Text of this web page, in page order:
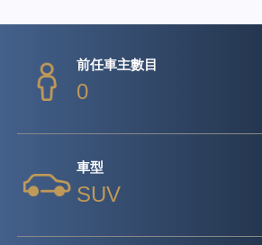
前任車主數目
0
車型
SUV